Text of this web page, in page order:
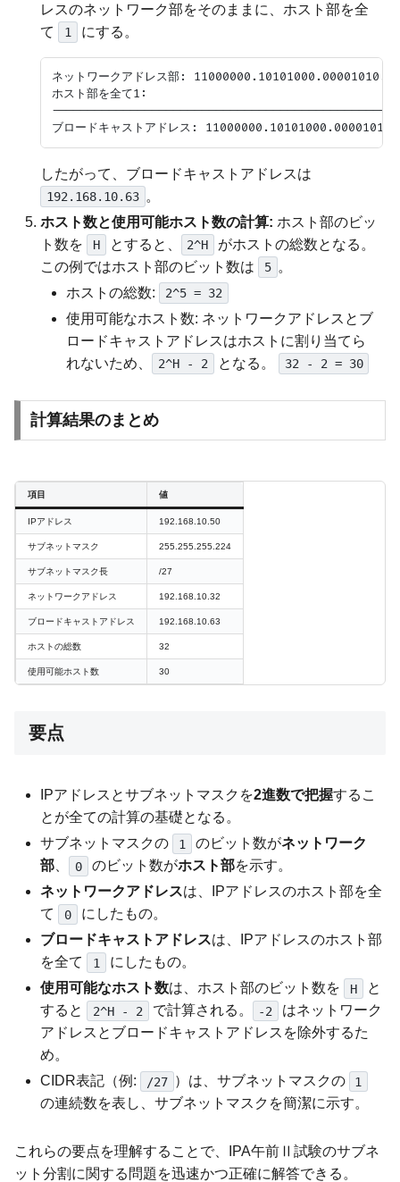
レスのネットワーク部をそのままに、ホスト部を全
て
1 にする。
ネットワークアドレス部:
ホスト部を全て1:                                 11111
したがって、ブロードキャストアドレスは
192.168.10.63 。
ホスト数と使用可能ホスト数の計算: ホスト部のビッ
ト数を
H とすると、 2^H
がホストの総数となる。
この例ではホスト部のビット数は
5 。
ホストの総数:
2^5 = 32
使用可能なホスト数: ネットワークアドレスとブ
ロードキャストアドレスはホストに割り当てら
れないため、
2^H - 2 となる。 32 - 2 = 30
計算結果のまとめ
項目 値
IPアドレス 192.168.10.50
サブネットマスク 255.255.255.224
サブネットマスク長 /27
ネットワークアドレス 192.168.10.32
ブロードキャストアドレス 192.168.10.63
ホストの総数 32
使用可能ホスト数 30
要点
IPアドレスとサブネットマスクを2進数で把握するこ
とが全ての計算の基礎となる。
サブネットマスクの
1 のビット数がネットワーク
部、 0 のビット数がホスト部を示す。
ネットワークアドレスは、IPアドレスのホスト部を全
て
0
にしたもの。
ブロードキャストアドレスは、IPアドレスのホスト部
を全て
1
にしたもの。
使用可能なホスト数は、ホスト部のビット数を H
と
すると
2^H - 2 で計算される。 -2
はネットワーク
アドレスとブロードキャストアドレスを除外するた
め。
CIDR表記（例:
/27 ）は、サブネットマスクの 1
の連続数を表し、サブネットマスクを簡潔に示す。
これらの要点を理解することで、IPA午前Ⅱ試験のサブネ
ット分割に関する問題を迅速かつ正確に解答できる。